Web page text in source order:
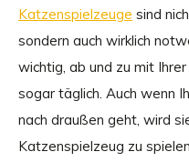
Katzenspielzeuge sind
sondern auch wirklich
wichtig, ab und zu mit
sogar täglich. Auch wenn
nach draußen geht, wird
Katzenspielzeug zu